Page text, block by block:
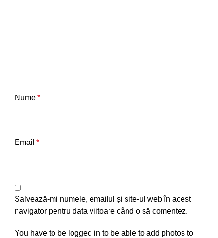
Nume *
Email *
Salvează-mi numele, emailul și site-ul web în acest
navigator pentru data viitoare când o să comentez.
You have to be logged in to be able to add photos to